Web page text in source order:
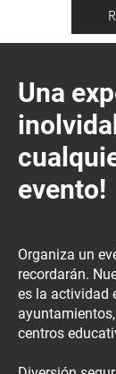
Una
evento!
Organiza un
recordarán.
es la actividad
centros